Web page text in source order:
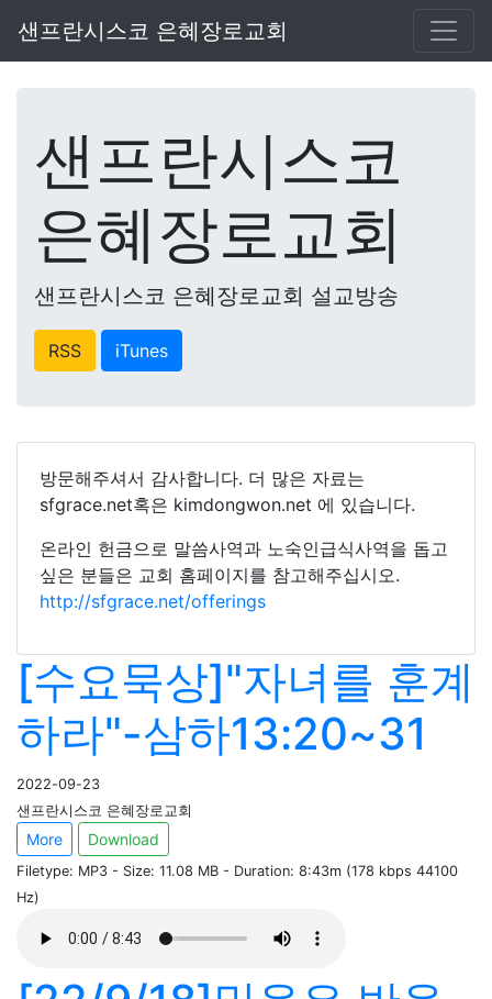
샌프란시스코 은혜장로교회
샌프란시스코
은혜장로교회
샌프란시스코 은혜장로교회 설교방송
RSS iTunes
방문해주셔서 감사합니다. 더 많은 자료는
sfgrace.net혹은 kimdongwon.net 에 있습니다.
온라인 헌금으로 말씀사역과 노숙인급식사역을 돕고
싶은 분들은 교회 홈페이지를 참고해주십시오.
http://sfgrace.net/offerings
[수요묵상]"자녀를 훈계
하라"-삼하13:20~31
2022-09-23
샌프란시스코 은혜장로교회
More Download
Filetype: MP3 - Size: 11.08 MB - Duration: 8:43m (178 kbps 44100
Hz)